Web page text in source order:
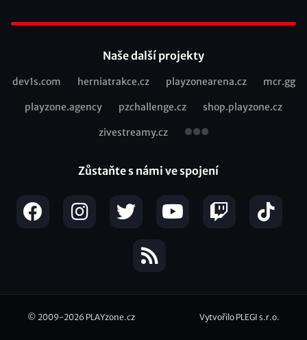
Naše další projekty
Recommended
dev1s.com herniatrakce.cz playzonearena.cz mcr.gg
playzone.agency pzchallenge.cz shop.playzone.cz
zivestreamy.cz
Zůstaňte s námi ve spojení
© 2009-2026 PLAYzone.cz Vytvořilo PLEGI s.r.o.